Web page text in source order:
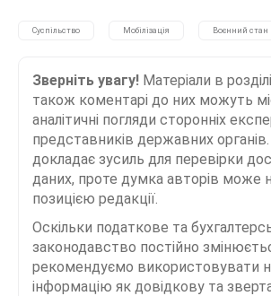
Суспільство Мобілізація Воєнний стан
Зверніть увагу! Матеріали в
також коментарі до них можуть
аналітичні погляди сторонніх
представників державних
докладає зусиль для перевірки
даних, проте думка авторів може
позицією редакції.
Оскільки податкове та
законодавство постійно
рекомендуємо використовувати
інформацію як довідкову та